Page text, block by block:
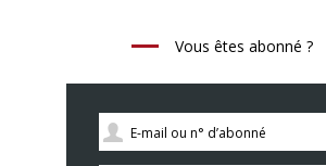
Vous êtes abonné ?